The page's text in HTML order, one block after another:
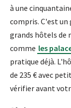
à une
compris. C'est
grands hôtels de
comme les
pratique déjà.
de 235 € avec
vérifier avant